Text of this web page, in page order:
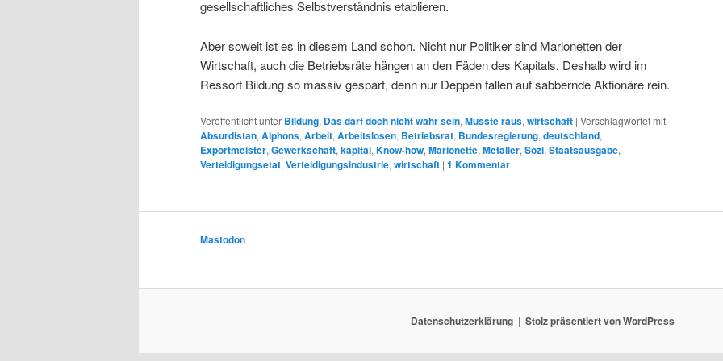
gesellschaftliches Selbstverständnis etablieren.
Aber soweit ist es in diesem Land schon. Nicht nur Politiker sind Marionetten der
Wirtschaft, auch die Betriebsräte hängen an den Fäden des Kapitals. Deshalb wird im
Ressort Bildung so massiv gespart, denn nur Deppen fallen auf sabbernde Aktionäre rein.
Veröffentlicht unter Bildung, Das darf doch nicht wahr sein, Musste raus, wirtschaft | Verschlagwortet mit
Absurdistan, Alphons, Arbeit, Arbeitslosen, Betriebsrat, Bundesregierung, deutschland,
Exportmeister, Gewerkschaft, kapital, Know-how, Marionette, Metaller, Sozi, Staatsausgabe,
Verteidigungsetat, Verteidigungsindustrie, wirtschaft | 1 Kommentar
Mastodon
Datenschutzerklärung Stolz präsentiert von WordPress